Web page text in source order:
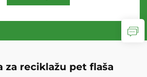
za reciklažu pet flaša